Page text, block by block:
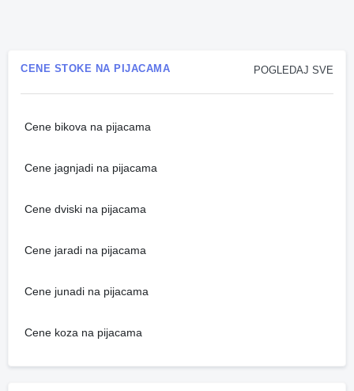
POGLEDAJ SVE
CENE STOKE NA PIJACAMA
Cene bikova na pijacama
Cene jagnjadi na pijacama
Cene dviski na pijacama
Cene jaradi na pijacama
Cene junadi na pijacama
Cene koza na pijacama